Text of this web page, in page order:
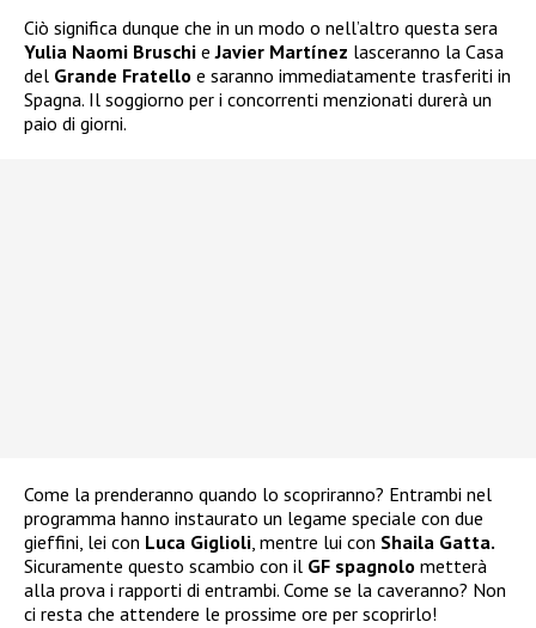
Ciò significa dunque che in un modo o nell’altro questa sera
Yulia Naomi Bruschi eJavier Martínez lasceranno la Casa
del Grande Fratello e saranno immediatamente trasferiti in
Spagna. Il soggiorno per i concorrenti menzionati durerà un
paio di giorni.
Come la prenderanno quando lo scopriranno? Entrambi nel
programma hanno instaurato un legame speciale con due
gieffini, lei con Luca Giglioli, mentre lui con Shaila Gatta.
Sicuramente questo scambio con il GF spagnolo metterà
alla prova i rapporti di entrambi. Come se la caveranno? Non
ci resta che attendere le prossime ore per scoprirlo!